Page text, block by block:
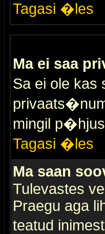
Tagasi �les
Ma ei saa
Sa ei ole kas
mingil
Tagasi �les
Ma saan
Tulevastes
Praegu aga
teatud